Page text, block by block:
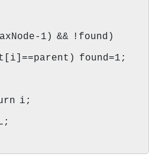
1) && !found)
found=1;
i;